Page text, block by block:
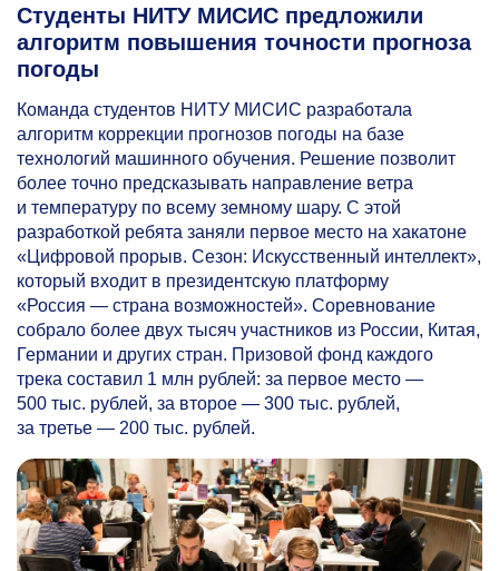
Студенты НИТУ МИСИС предложили
алгоритм повышения точности прогноза
погоды
Команда студентов НИТУ МИСИС разработала
алгоритм коррекции прогнозов погоды на базе
технологий машинного обучения. Решение позволит
более точно предсказывать направление ветра
и температуру по всему земному шару. С этой
разработкой ребята заняли первое место на хакатоне
«Цифровой прорыв. Сезон: Искусственный интеллект»,
который входит в президентскую платформу
«Россия — страна возможностей». Соревнование
собрало более двух тысяч участников из России, Китая,
Германии и других стран. Призовой фонд каждого
трека составил 1 млн рублей: за первое место —
500 тыс. рублей, за второе — 300 тыс. рублей,
за третье — 200 тыс. рублей.